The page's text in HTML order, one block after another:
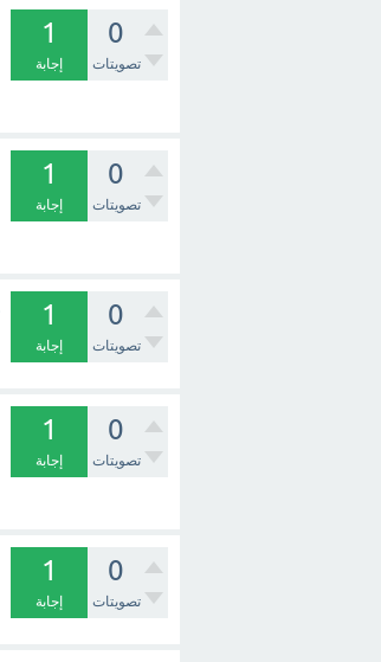
0
تصويتات
1
إجابة
0
تصويتات
1
إجابة
0
تصويتات
1
إجابة
0
تصويتات
1
إجابة
0
تصويتات
1
إجابة